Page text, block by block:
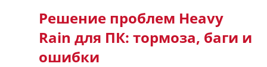
Решение проблем Heavy
Rain для ПК: тормоза, баги и
ошибки